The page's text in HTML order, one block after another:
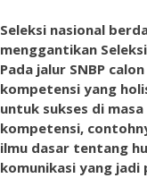
Seleksi nasional
menggantikan
Pada jalur SNBP
kompetensi yang
untuk sukses di
kompetensi,
ilmu dasar tentang
komunikasi yang jadi